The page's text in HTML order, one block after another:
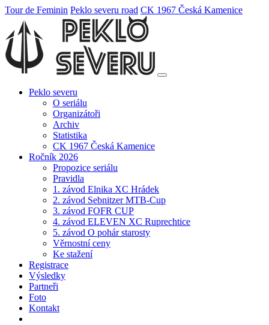
Tour de Feminin Peklo severu road CK 1967 Česká Kamenice
Peklo severu
O seriálu
Organizátoři
Archiv
Statistika
CK 1967 Česká Kamenice
Ročník 2026
Propozice seriálu
Pravidla
1. závod Elnika XC Hrádek
2. závod Sebnitzer MTB-Cup
3. závod FOFR CUP
4. závod ELEVEN XC Ruprechtice
5. závod O pohár starosty
Věrnostní ceny
Ke stažení
Registrace
Výsledky
Partneři
Foto
Kontakt